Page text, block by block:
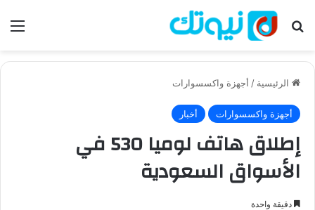
بحث عن
الرئيسية / أجهزة واكسسوارات
أجهزة واكسسوارات أخبار
إطلاق هاتف لوميا 530 في
الأسواق السعودية
دقيقة واحدة